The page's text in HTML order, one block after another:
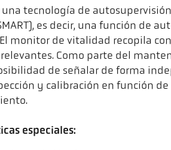
una tecnología de
es decir, una función de
monitor de vitalidad recopila
Como parte del
de señalar de forma
y calibración en función de
especiales: